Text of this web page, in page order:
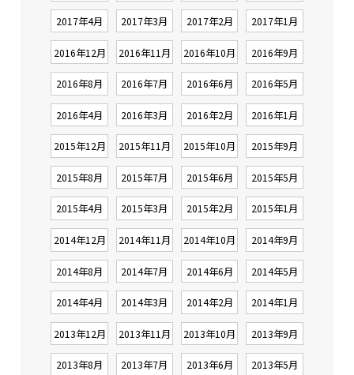
2017年4月 2017年3月 2017年2月 2017年1月
2016年12月 2016年11月 2016年10月 2016年9月
2016年8月 2016年7月 2016年6月 2016年5月
2016年4月 2016年3月 2016年2月 2016年1月
2015年12月 2015年11月 2015年10月 2015年9月
2015年8月 2015年7月 2015年6月 2015年5月
2015年4月 2015年3月 2015年2月 2015年1月
2014年12月 2014年11月 2014年10月 2014年9月
2014年8月 2014年7月 2014年6月 2014年5月
2014年4月 2014年3月 2014年2月 2014年1月
2013年12月 2013年11月 2013年10月 2013年9月
2013年8月 2013年7月 2013年6月 2013年5月